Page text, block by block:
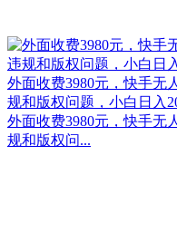
外面收费3980元，快手无
规和版权问题，小白日入
外面收费3980元，快手无
规和版权问...